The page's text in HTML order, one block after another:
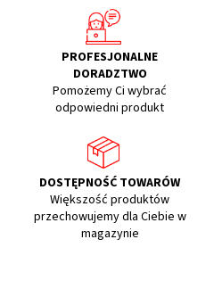
PROFESJONALNE
DORADZTWO
Pomożemy Ci wybrać
odpowiedni produkt
DOSTĘPNOŚĆ TOWARÓW
Większość produktów
przechowujemy dla Ciebie w
magazynie